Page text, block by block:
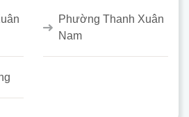
Phường Thanh Xuân
Nam